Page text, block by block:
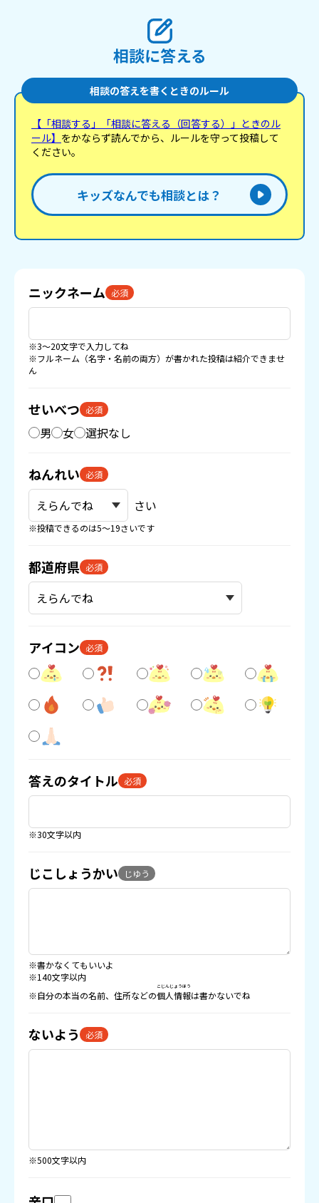
相談に答える
相談の答えを書くときのルール
【「相談する」「相談に答える（回答する）」ときのル
ール】 をかならず読んでから、ルールを守って投稿して
ください。
キッズなんでも相談とは？
ニックネーム 必須
※3〜20文字で入力してね
※フルネーム（名字・名前の両方）が書かれた投稿は紹介できませ
ん
せいべつ 必須
男 女 選択なし
ねんれい 必須
さい
※投稿できるのは5〜19さいです
都道府県 必須
アイコン 必須
答えのタイトル 必須
※30文字以内
じこしょうかい じゆう
※書かなくてもいいよ
※140文字以内
※自分の本当の名前、住所などの個人情報
こじんじょうほう
は書かないでね
ないよう 必須
※500文字以内